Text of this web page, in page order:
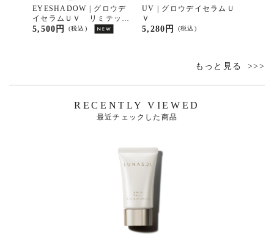
EYESHADOW | グロウデ
イセラムＵＶ リミテッド
キット
(税込)
5,500円
UV | グロウデイセラムＵ
Ｖ
(税込)
5,280円
もっと見る
RECENTLY VIEWED
最近チェックした商品